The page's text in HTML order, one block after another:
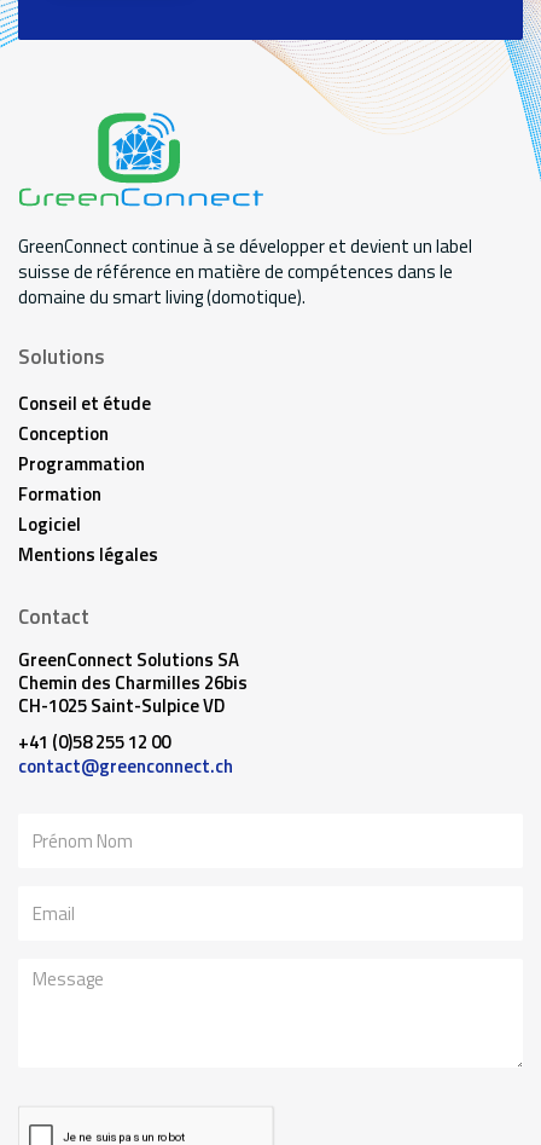
GreenConnect continue à se développer et devient un label
suisse de référence en matière de compétences dans le
domaine du smart living (domotique).
Solutions
Conseil et étude
Conception
Programmation
Formation
Logiciel
Mentions légales
Contact
GreenConnect Solutions SA
Chemin des Charmilles 26bis
CH-1025 Saint-Sulpice VD
+41 (0)58 255 12 00
contact@greenconnect.ch
Message